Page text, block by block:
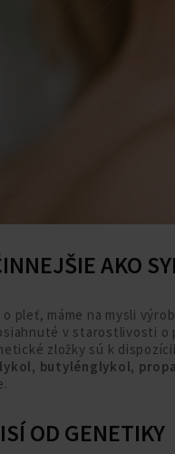
AKO
pleť, máme na mysli
v starostlivosti
zložky sú k
butylénglykol,
OD GENETIKY